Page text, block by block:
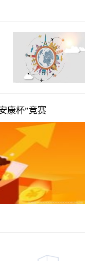
康杯”竞赛